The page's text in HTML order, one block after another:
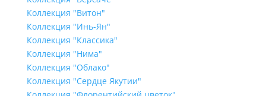
Коллекция "Витон"
Коллекция "Инь-Ян"
Коллекция "Классика"
Коллекция "Нима"
Коллекция "Облако"
Коллекция "Сердце Якутии"